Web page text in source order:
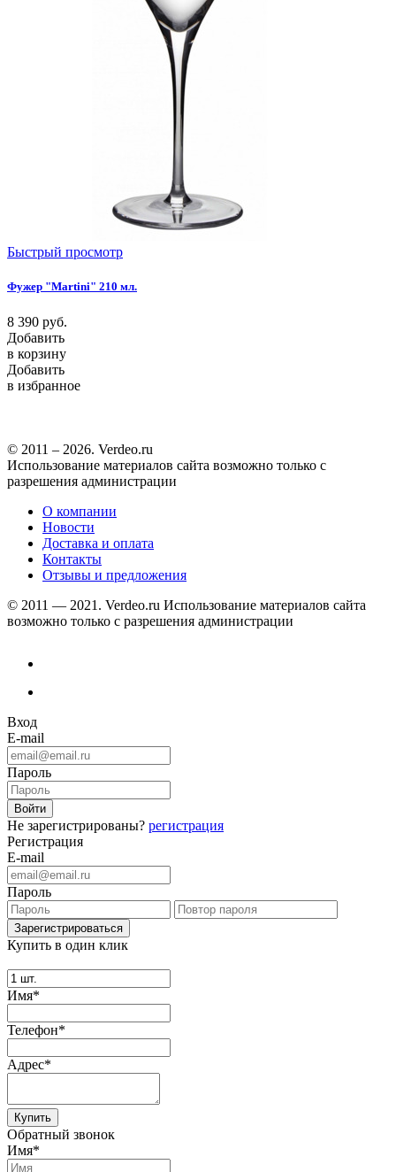
Быстрый просмотр
Фужер "Martini" 210 мл.
8 390 руб.
Добавить
в корзину
Добавить
в избранное
© 2011 – 2026. Verdeo.ru
Использование материалов сайта возможно только с
разрешения администрации
О компании
Новости
Доставка и оплата
Контакты
Отзывы и предложения
© 2011 — 2021. Verdeo.ru Использование материалов сайта
возможно только с разрешения администрации
Вход
E-mail
Пароль
Не зарегистрированы? регистрация
Регистрация
E-mail
Пароль
Купить в один клик
Имя*
Телефон*
Адрес*
Купить
Обратный звонок
Имя*